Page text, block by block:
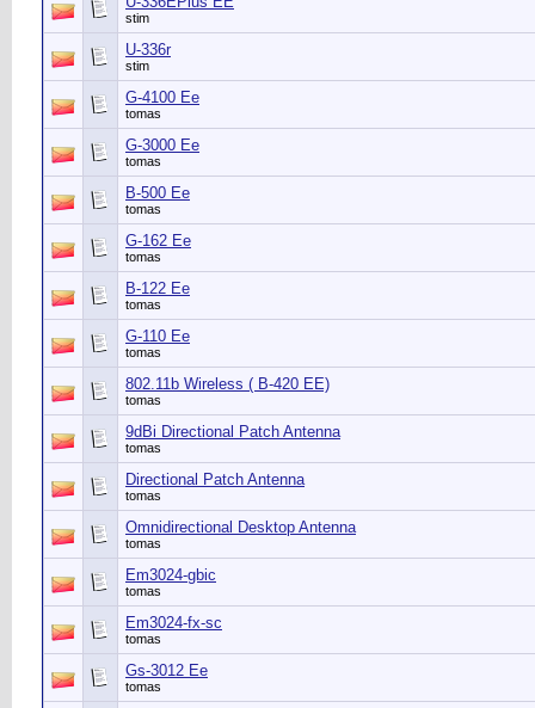
stim
U-336r
stim
G-4100 Ee
tomas
G-3000 Ee
tomas
B-500 Ee
tomas
G-162 Ee
tomas
B-122 Ee
tomas
G-110 Ee
tomas
802.11b Wireless ( B-420 EE)
tomas
9dBi Directional Patch Antenna
tomas
Directional Patch Antenna
tomas
Omnidirectional Desktop Antenna
tomas
Em3024-gbic
tomas
Em3024-fx-sc
tomas
Gs-3012 Ee
tomas